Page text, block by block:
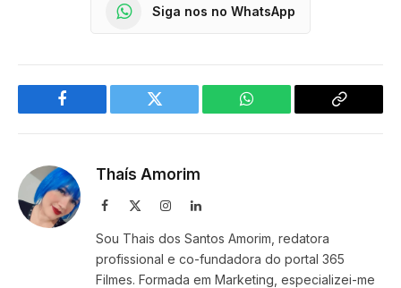
Siga nos no WhatsApp
Facebook Twitter WhatsApp
Copy
Thaís Amorim
Facebook InstagramLinkedIn
Sou Thais dos Santos Amorim, redatora
profissional e co-fundadora do portal 365
Filmes. Formada em Marketing, especializei-me